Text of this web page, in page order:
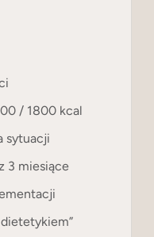
/ 1800 kcal
sytuacji
3 miesiące